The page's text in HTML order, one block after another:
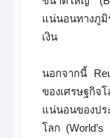
แน่นอนทางภูมิ
เงิน
นอกจากนี้
ของเศรษฐกิจ
แน่นอนของปร
โลก